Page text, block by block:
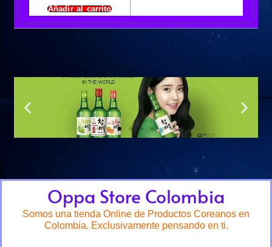
Añadir al carrito
Oppa Store Colombia
Somos una tienda Online de Productos Coreanos en
Colombia. Exclusivamente pensando en ti.